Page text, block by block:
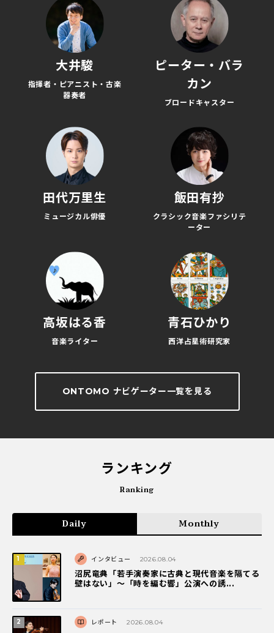
大井駿
指揮者・ピアニスト・古楽
器奏者
ピーター・バラ
カン
ブロードキャスター
田代万里生
ミュージカル俳優
飯田有抄
クラシック音楽ファシリテ
ーター
高坂はる香
音楽ライター
青石ひかり
西洋占星術研究家
ONTOMO ナビゲーター一覧を見る
ランキング
Ranking
Daily Monthly
インタビュー 2026.08.04
沼尻竜典「若手演奏家に古典と現代音楽を隔てる
壁はない」～「時を編む響」公演への誘...
レポート 2026.08.04